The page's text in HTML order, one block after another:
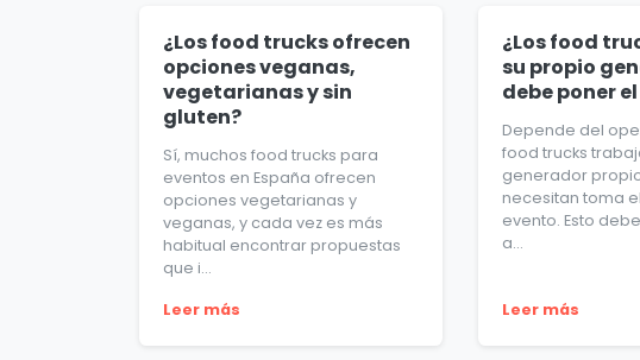
¿Los food trucks ofrecen
opciones veganas,
vegetarianas y sin
gluten?
Sí, muchos food trucks para
eventos en España ofrecen
opciones vegetarianas y
veganas, y cada vez es más
habitual encontrar propuestas
que i...
Leer más
¿Los food
su propio
debe poner
Depende del
food trucks
generador
necesitan toma
evento. Esto
a...
Leer más